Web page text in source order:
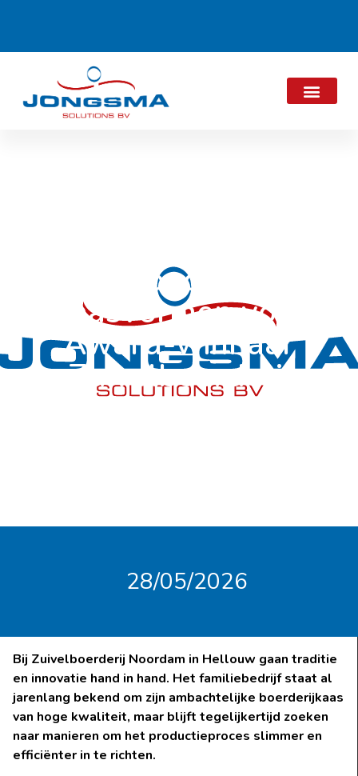
Goudse
Kaasvormen voor
Award-winnaar
Zuivelboerderij
Noordam
28/05/2026
Bij Zuivelboerderij Noordam in Hellouw gaan traditie
en innovatie hand in hand. Het familiebedrijf staat al
jarenlang bekend om zijn ambachtelijke boerderijkaas
van hoge kwaliteit, maar blijft tegelijkertijd zoeken
naar manieren om het productieproces slimmer en
efficiënter in te richten.